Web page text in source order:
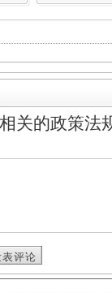
关的政策法
表评论